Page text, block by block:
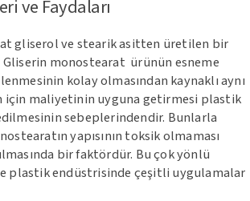
ve Faydaları
gliserol ve stearik asitten üretilen bir
monostearat ürünün esneme
kolay olmasından kaynaklı aynı
için maliyetinin uyguna getirmesi plastik
sebeplerindendir. Bunlarla
yapısının toksik olmaması
bir faktördür. Bu çok yönlü
plastik endüstrisinde çeşitli uygulamalar